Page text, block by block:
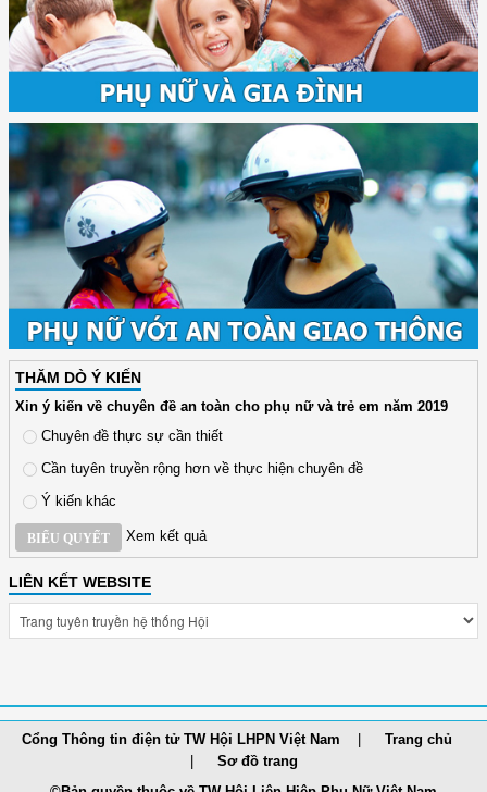
THĂM DÒ Ý KIẾN
Xin ý kiến về chuyên đề an toàn cho phụ nữ và trẻ em năm 2019
Chuyên đề thực sự cần thiết
Cần tuyên truyền rộng hơn về thực hiện chuyên đề
Ý kiến khác
BIỂU QUYẾT Xem kết quả
LIÊN KẾT WEBSITE
Cổng Thông tin điện tử TW Hội LHPN Việt Nam
Trang chủ
Sơ đồ trang